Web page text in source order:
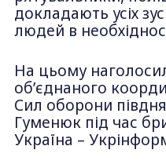
докладають усіх
людей в
На цьому
об’єднаного
Сил оборони
Гуменюк під час
Україна –